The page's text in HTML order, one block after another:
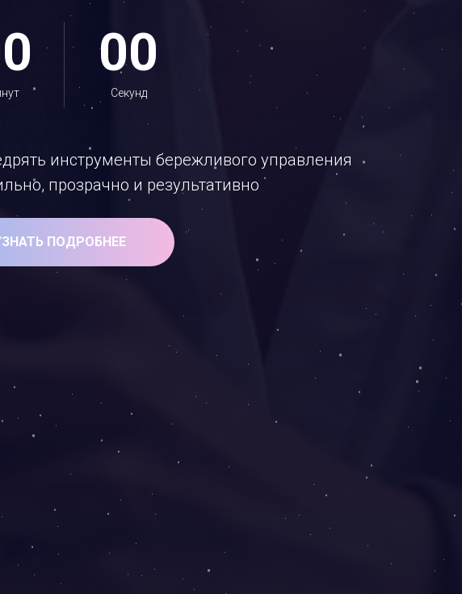
00
Секунд
инструменты бережливого управления
прозрачно и результативно
ПОДРОБНЕЕ